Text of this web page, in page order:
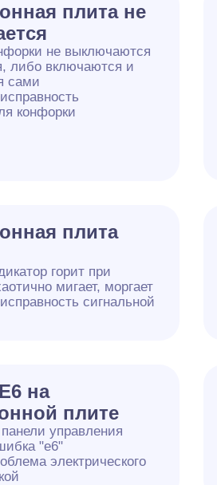
плита не
не выключаются
либо включаются и
сами
конфорки
плита
горит при
мигает, моргает
сигнальной
на
плите
управления
"e6"
электрического